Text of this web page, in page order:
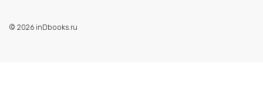
© 2026 inDbooks.ru